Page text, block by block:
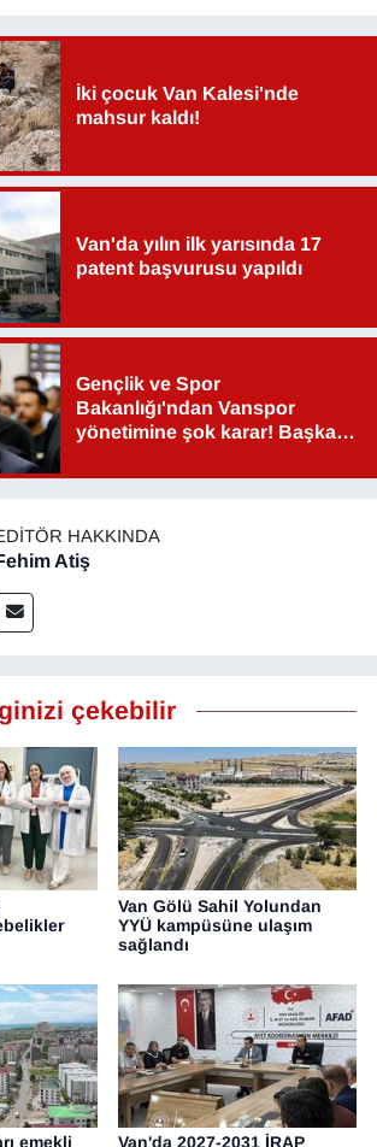
İki çocuk Van Kalesi'nde
mahsur kaldı!
Van'da yılın ilk yarısında 17
patent başvurusu yapıldı
Gençlik ve Spor
Bakanlığı'ndan Vanspor
yönetimine şok karar! Başkan
HAKKINDA
Atiş
çekebilir
Van Gölü Sahil Yolundan
YYÜ kampüsüne ulaşım
sağlandı
emekli Van'da 2027-2031 İRAP